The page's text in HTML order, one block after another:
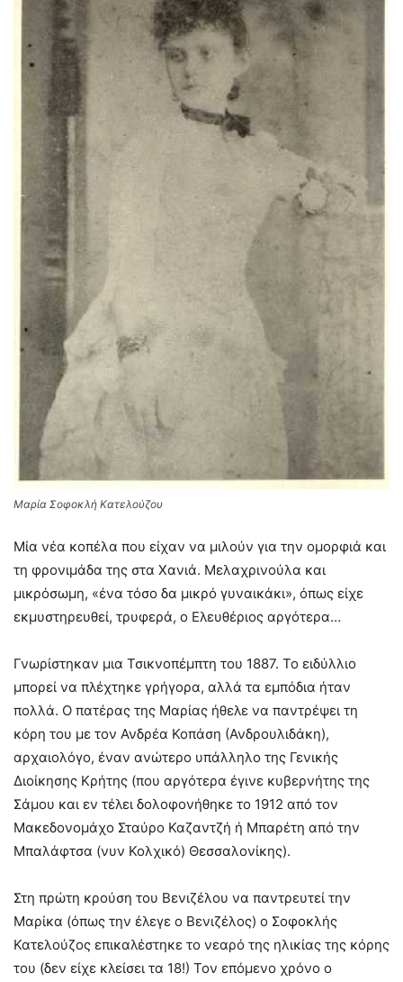
Μαρία Σοφοκλή Κατελούζου
Μία νέα κοπέλα που είχαν να μιλούν για την ομορφιά και
τη φρονιμάδα της στα Χανιά. Μελαχρινούλα και
μικρόσωμη, «ένα τόσο δα μικρό γυναικάκι», όπως είχε
εκμυστηρευθεί, τρυφερά, ο Ελευθέριος αργότερα…
Γνωρίστηκαν μια Τσικνοπέμπτη του 1887. Το ειδύλλιο
μπορεί να πλέχτηκε γρήγορα, αλλά τα εμπόδια ήταν
πολλά. Ο πατέρας της Μαρίας ήθελε να παντρέψει τη
κόρη του με τον Ανδρέα Κοπάση (Ανδρουλιδάκη),
αρχαιολόγο, έναν ανώτερο υπάλληλο της Γενικής
Διοίκησης Κρήτης (που αργότερα έγινε κυβερνήτης της
Σάμου και εν τέλει δολοφονήθηκε το 1912 από τον
Μακεδονομάχο Σταύρο Καζαντζή ή Μπαρέτη από την
Μπαλάφτσα (νυν Κολχικό) Θεσσαλονίκης).
Στη πρώτη κρούση του Βενιζέλου να παντρευτεί την
Μαρίκα (όπως την έλεγε ο Βενιζέλος) ο Σοφοκλής
Κατελούζος επικαλέστηκε το νεαρό της ηλικίας της κόρης
του (δεν είχε κλείσει τα 18!) Τον επόμενο χρόνο ο